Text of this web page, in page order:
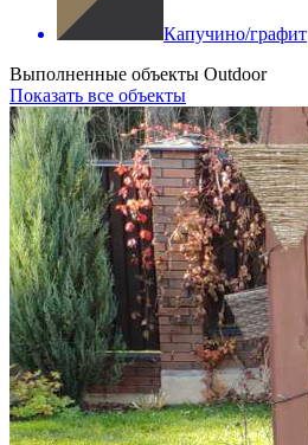
Капучино/графит
Выполненные объекты Outdoor
Показать все объекты